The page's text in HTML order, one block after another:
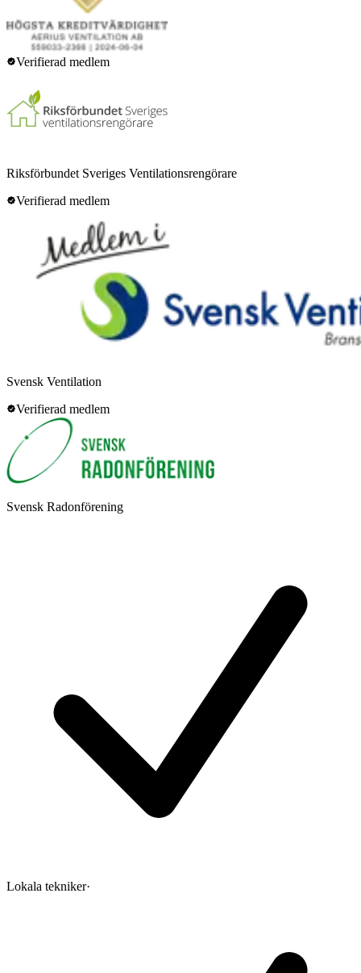
Verifierad medlem
Riksförbundet Sveriges Ventilationsrengörare
Verifierad medlem
Svensk Ventilation
Verifierad medlem
Svensk Radonförening
Lokala tekniker·